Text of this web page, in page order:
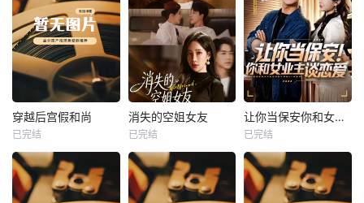
热播
未知
穿越后宫假和尚
已完结
热播
未知
消失的空姐女友
已完结
热播
未知
让你当保安你和女业主谈恋爱
已完结